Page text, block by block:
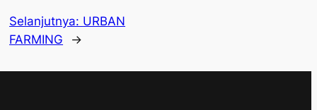
Selanjutnya: URBAN
FARMING
→